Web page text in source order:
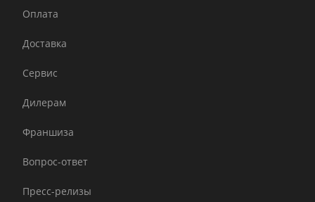
Оплата
Доставка
Сервис
Дилерам
Франшиза
Вопрос-ответ
Пресс-релизы